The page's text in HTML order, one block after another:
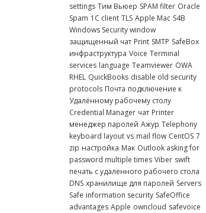
settings Тим Вьюер SPAM filter Oracle
Spam 1C client TLS Apple Mac S4B
Windows Security window
защищенный чат Print SMTP SafeBox
инфраструктура Voice Terminal
services language Teamviewer OWA
RHEL QuickBooks disable old security
protocols Почта подключение к
Удалённому рабочему столу
Credential Manager чат Printer
менеджер паролей Ажур Telephony
keyboard layout vs mail flow CentOS 7
zip настройка Мак Outlook asking for
password multiple times Viber swift
печать с удаленного рабочего стола
DNS хранилище для паролей Servers
Safe information security SafeOffice
advantages Apple owncloud safevoice